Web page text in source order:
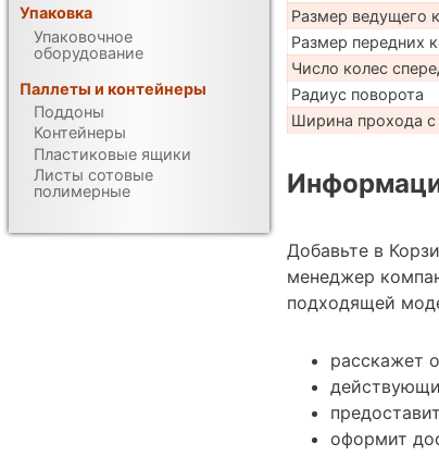
Размер ведущего
Размер передних
Число колес
Радиус поворота
Ширина прохода с
Добавьте в
менеджер
подходящей
расскажет
оформит
Упаковка
Упаковочное
оборудование
Паллеты и контейнеры
Поддоны
Контейнеры
Пластиковые ящики
Листы сотовые
полимерные